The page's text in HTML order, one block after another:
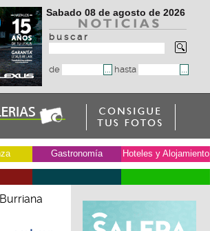
Sabado 08 de agosto de 2026
b u s c a r
de hasta
Gastronomía Hoteles y Alojamiento